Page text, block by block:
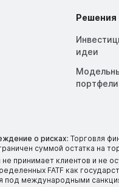
Решения
идеи
портфели
о рисках: Торговля
суммой остатка на
не принимает клиентов и не
FATF как
под международными